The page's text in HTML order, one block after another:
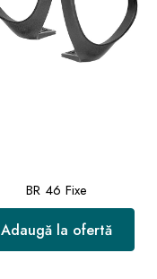
BR 46 Fixe
Adaugă la ofertă